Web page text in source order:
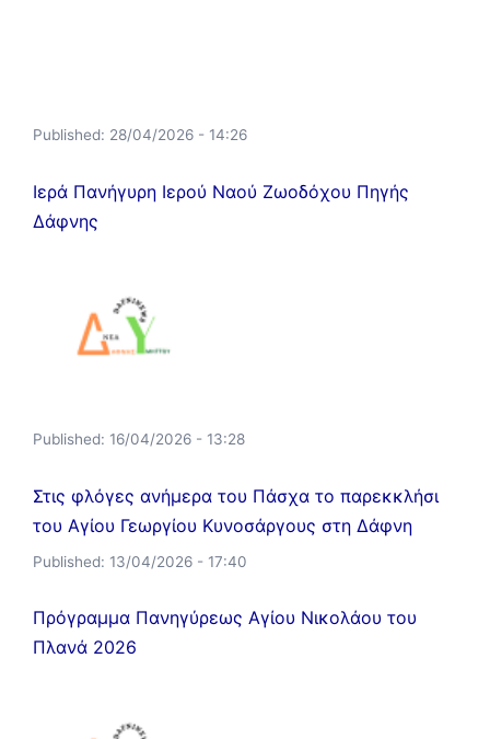
Published: 28/04/2026 - 14:26
Ιερά Πανήγυρη Ιερού Ναού Ζωοδόχου Πηγής
Δάφνης
Published: 16/04/2026 - 13:28
Στις φλόγες ανήμερα του Πάσχα το παρεκκλήσι
του Αγίου Γεωργίου Κυνοσάργους στη Δάφνη
Published: 13/04/2026 - 17:40
Πρόγραμμα Πανηγύρεως Αγίου Νικολάου του
Πλανά 2026